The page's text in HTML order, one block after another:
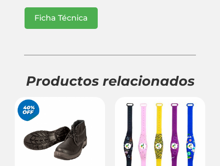
Ficha Técnica
Productos relacionados